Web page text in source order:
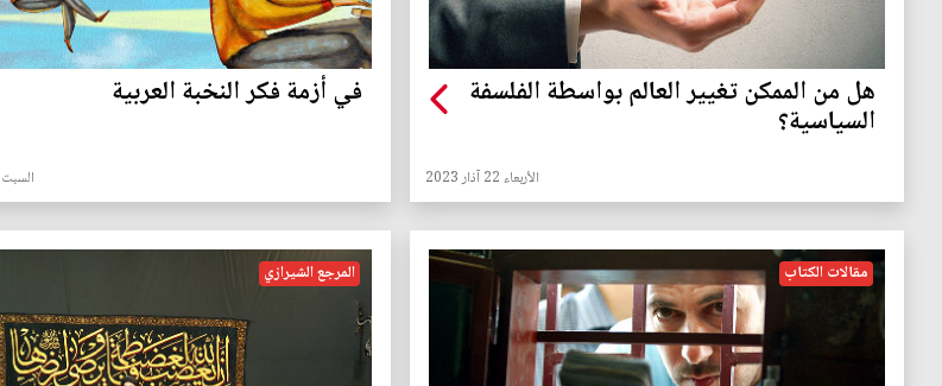
هل من الممكن تغيير العالم بواسطة الفلسفة
السياسية؟
الأربعاء 22 آذار 2023
في أزمة فكر النخبة العربية
السبت 11 شباط 2023
مقالات الكتاب المرجع الشيرازي